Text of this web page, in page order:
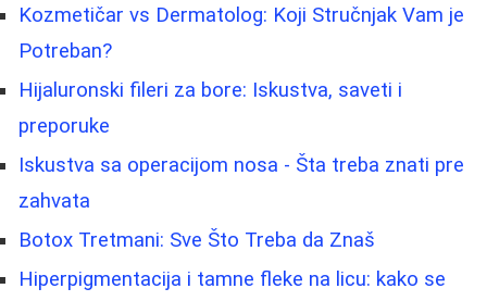
Kozmetičar vs Dermatolog: Koji Stručnjak Vam je
Potreban?
Hijaluronski fileri za bore: Iskustva, saveti i
preporuke
Iskustva sa operacijom nosa - Šta treba znati pre
zahvata
Botox Tretmani: Sve Što Treba da Znaš
Hiperpigmentacija i tamne fleke na licu: kako se